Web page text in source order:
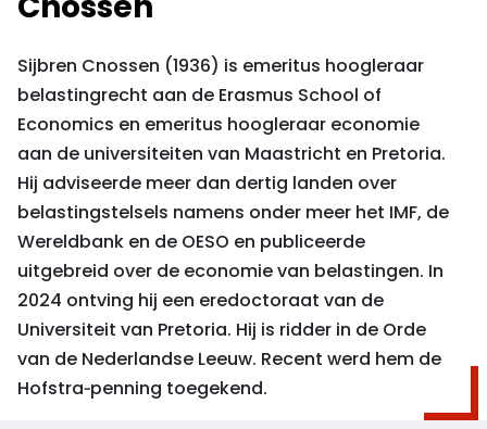
Sijbren Cnossen (1936) is emeritus hoogleraar
belastingrecht aan de Erasmus School of
Economics en emeritus hoogleraar economie
aan de universiteiten van Maastricht en Pretoria.
Hij adviseerde meer dan dertig landen over
belastingstelsels namens onder meer het IMF, de
Wereldbank en de OESO en publiceerde
uitgebreid over de economie van belastingen. In
2024 ontving hij een eredoctoraat van de
Universiteit van Pretoria. Hij is ridder in de Orde
van de Nederlandse Leeuw. Recent werd hem de
Hofstra‑penning toegekend.